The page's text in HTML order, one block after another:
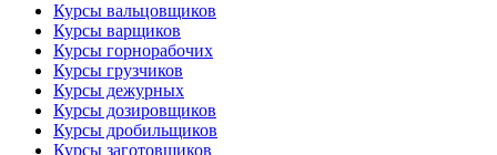
Курсы вальцовщиков
Курсы варщиков
Курсы горнорабочих
Курсы грузчиков
Курсы дежурных
Курсы дозировщиков
Курсы дробильщиков
Курсы заготовщиков